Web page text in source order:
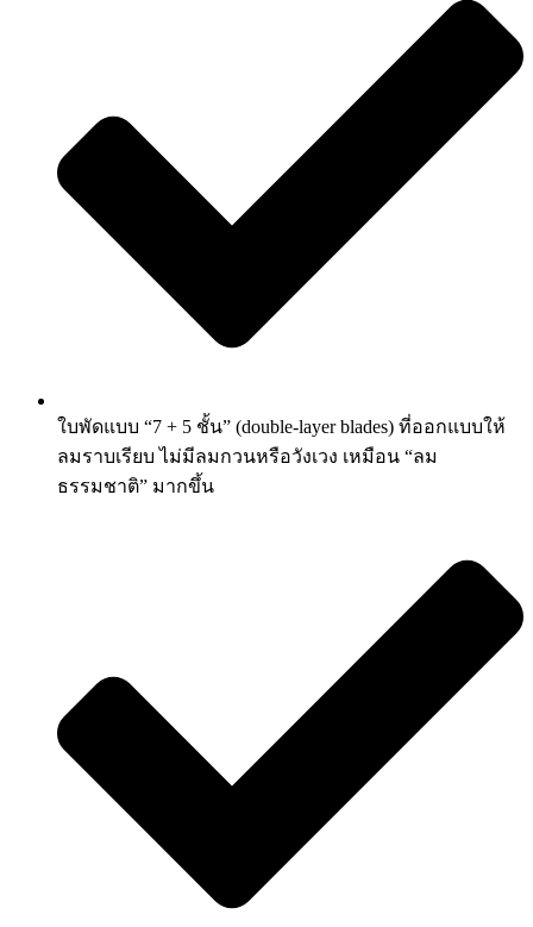
ใบพัดแบบ “7 + 5 ชั้น” (double-layer blades) ที่ออกแบบให้
ลมราบเรียบ ไม่มีลมกวนหรือวังเวง เหมือน “ลม
ธรรมชาติ” มากขึ้น